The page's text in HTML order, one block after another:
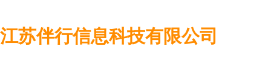
江苏伴行信息科技有限公司